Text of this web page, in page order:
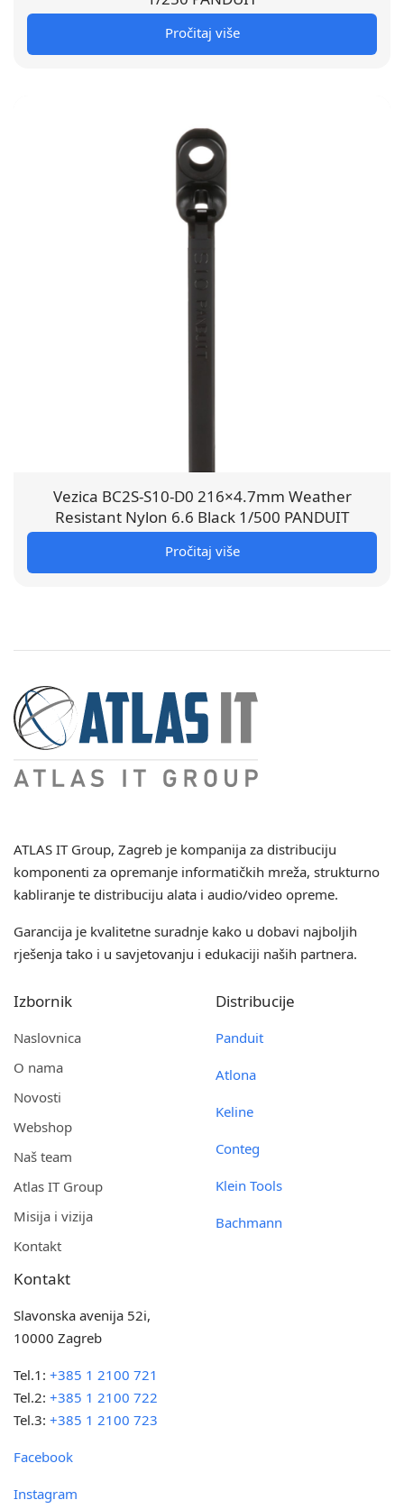
Pročitaj više
Vezica BC2S-S10-D0 216×4.7mm Weather
Resistant Nylon 6.6 Black 1/500 PANDUIT
Pročitaj više
ATLAS IT Group, Zagreb je kompanija za distribuciju
komponenti za opremanje informatičkih mreža, strukturno
kabliranje te distribuciju alata i audio/video opreme.
Garancija je kvalitetne suradnje kako u dobavi najboljih
rješenja tako i u savjetovanju i edukaciji naših partnera.
Izbornik
Naslovnica
O nama
Novosti
Webshop
Naš team
Atlas IT Group
Misija i vizija
Kontakt
Distribucije
Panduit
Atlona
Keline
Conteg
Klein Tools
Bachmann
Kontakt
Slavonska avenija 52i,
10000 Zagreb
Tel.1:+385 1 2100 721
Tel.2:+385 1 2100 722
Tel.3:+385 1 2100 723
Facebook
Instagram